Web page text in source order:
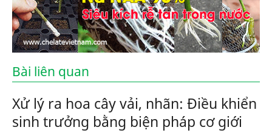
Bài liên quan
Xử lý ra hoa cây vải, nhãn: Điều khiển
sinh trưởng bằng biện pháp cơ giới